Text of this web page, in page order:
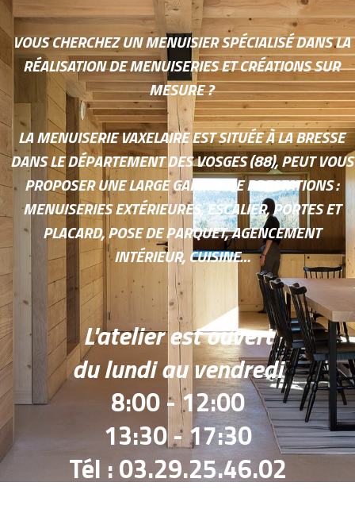
VOUS CHERCHEZ UN MENUISIER SPÉCIALISÉ DANS LA
RÉALISATION DE MENUISERIES ET CRÉATIONS SUR
MESURE ?
LA MENUISERIE VAXELAIRE EST SITUÉE À LA BRESSE
DANS LE DÉPARTEMENT DES VOSGES (88), PEUT VOUS
PROPOSER UNE LARGE GAMME DE PRESTATIONS :
MENUISERIES EXTÉRIEURES, ESCALIER, PORTES ET
PLACARD, POSE DE PARQUET, AGENCEMENT
INTÉRIEUR, CUISINE…
L'atelier est ouvert
du lundi au vendredi
8:00 - 12:00
13:30 - 17:30
Tél : 03.29.25.46.02